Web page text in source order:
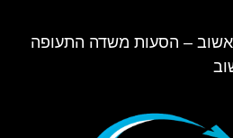
– הסעות משדה התעופה